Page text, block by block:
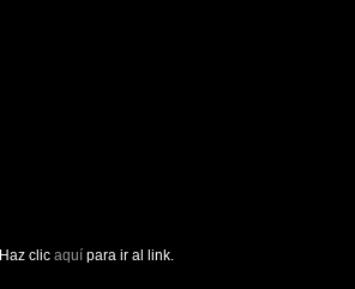
Haz clic aquí para ir al link.